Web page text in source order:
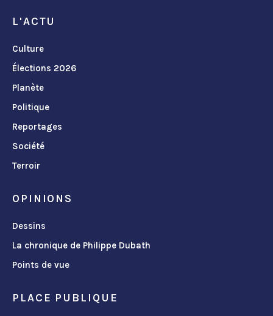
L'ACTU
Culture
Élections 2026
Planète
Politique
Reportages
Société
Terroir
OPINIONS
Dessins
La chronique de Philippe Dubath
Points de vue
PLACE PUBLIQUE